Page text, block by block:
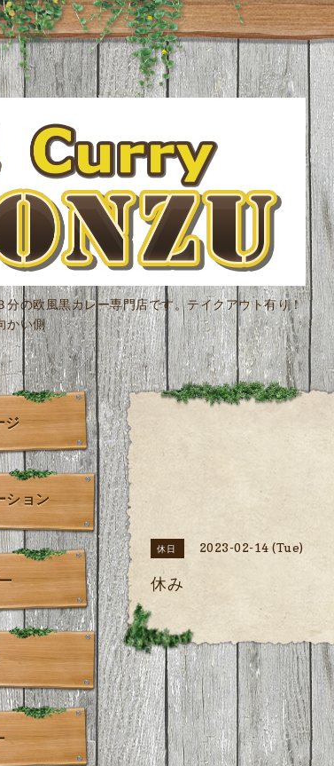
分の欧風黒カレー専門店です。テイクアウト有り！
かい側
休日 2023-02-14 (Tue)
休み
ジ
ション